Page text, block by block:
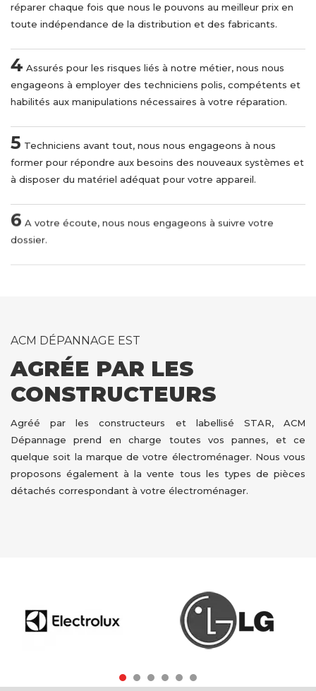
réparer chaque fois que nous le pouvons au meilleur prix en
toute indépendance de la distribution et des fabricants.
4 Assurés pour les risques liés à notre métier, nous nous
engageons à employer des techniciens polis, compétents et
habilités aux manipulations nécessaires à votre réparation.
5 Techniciens avant tout, nous nous engageons à nous
former pour répondre aux besoins des nouveaux systèmes et
à disposer du matériel adéquat pour votre appareil.
6 A votre écoute, nous nous engageons à suivre votre
dossier.
ACM DÉPANNAGE EST
AGRÉE PAR LES
CONSTRUCTEURS
Agréé par les constructeurs et labellisé STAR, ACM
Dépannage prend en charge toutes vos pannes, et ce
quelque soit la marque de votre électroménager. Nous vous
proposons également à la vente tous les types de pièces
détachés correspondant à votre électroménager.